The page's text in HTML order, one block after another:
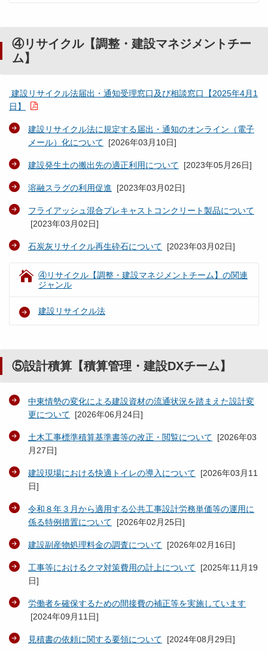
④リサイクル【調整・建設マネジメントチー
ム】
建設リサイクル法届出・通知受理窓口及び相談窓口【2025年4月1
日】
建設リサイクル法に規定する届出・通知のオンライン（電子
メール）化について [2026年03月10日]
建設発生土の搬出先の適正利用について [2023年05月26日]
溶融スラグの利用促進 [2023年03月02日]
フライアッシュ混合プレキャストコンクリート製品について
[2023年03月02日]
石炭灰リサイクル再生砕石について [2023年03月02日]
④リサイクル【調整・建設マネジメントチーム】の関連
ジャンル
建設リサイクル法
⑤設計積算【積算管理・建設DXチーム】
中東情勢の変化による建設資材の流通状況を踏まえた設計変
更について [2026年06月24日]
土木工事標準積算基準書等の改正・閲覧について [2026年03
月27日]
建設現場における快適トイレの導入について [2026年03月11
日]
令和８年３月から適用する公共工事設計労務単価等の運用に
係る特例措置について [2026年02月25日]
建設副産物処理料金の調査について [2026年02月16日]
工事等におけるクマ対策費用の計上について [2025年11月19
日]
労働者を確保するための間接費の補正等を実施しています
[2024年09月11日]
見積書の依頼に関する要領について [2024年08月29日]